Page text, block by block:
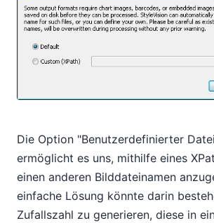
Die Option "Benutzerdefinierter
ermöglicht es uns, mithilfe eines
einen anderen Bilddateinamen
einfache Lösung könnte darin
Zufallszahl zu generieren, diese in